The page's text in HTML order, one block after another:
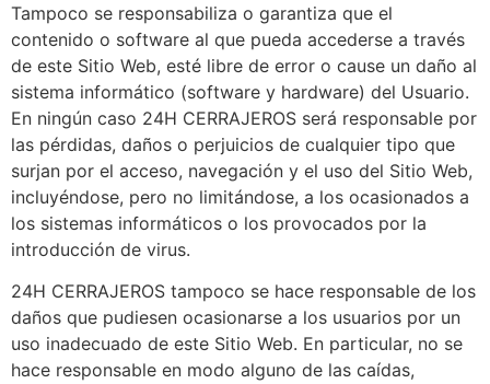
Tampoco se responsabiliza o garantiza que el
contenido o software al que pueda accederse a través
de este Sitio Web, esté libre de error o cause un daño al
sistema informático (software y hardware) del Usuario.
En ningún caso 24H CERRAJEROS será responsable por
las pérdidas, daños o perjuicios de cualquier tipo que
surjan por el acceso, navegación y el uso del Sitio Web,
incluyéndose, pero no limitándose, a los ocasionados a
los sistemas informáticos o los provocados por la
introducción de virus.
24H CERRAJEROS tampoco se hace responsable de los
daños que pudiesen ocasionarse a los usuarios por un
uso inadecuado de este Sitio Web. En particular, no se
hace responsable en modo alguno de las caídas,